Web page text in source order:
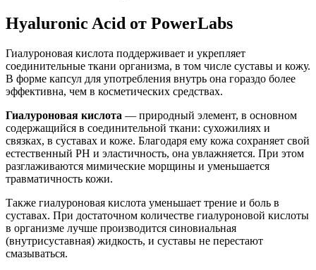
Hyaluronic Acid от PowerLabs
Гиалуроновая кислота поддерживает и укрепляет
соединительные ткани организма, в том числе суставы и кожу.
В форме капсул для употребления внутрь она гораздо более
эффективна, чем в косметических средствах.
Гиалуроновая кислота — природный элемент, в основном
содержащийся в соединительной ткани: сухожилиях и
связках, в суставах и коже. Благодаря ему кожа сохраняет свой
естественный PH и эластичность, она увлажняется. При этом
разглаживаются мимические морщины и уменьшается
травматичность кожи.
Также гиалуроновая кислота уменьшает трение и боль в
суставах. При достаточном количестве гиалуроновой кислоты
в организме лучше производится синовиальная
(внутрисуставная) жидкость, и суставы не перестают
смазываться.